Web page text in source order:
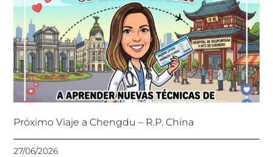
Próximo Viaje a Chengdu – R.P. China
27/06/2026